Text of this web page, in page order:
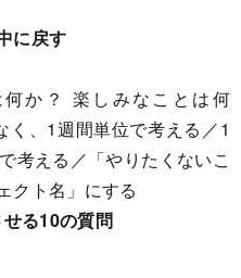
に戻す
何か？ 楽しみなことは何
、1週間単位で考える／1
考える／「やりたくないこ
クト名」にする
せる10の質問